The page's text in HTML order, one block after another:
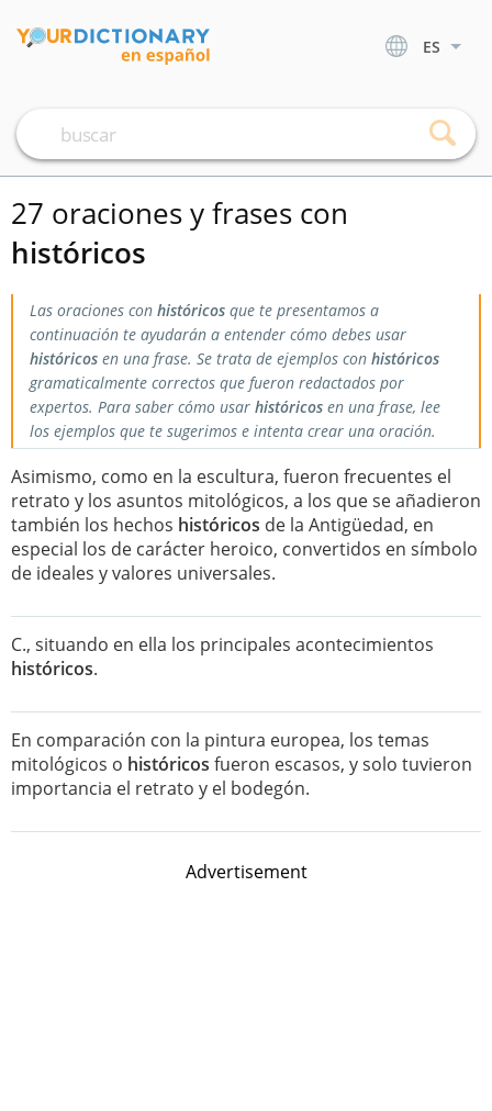
ES
27 oraciones y frases con
históricos
Las oraciones con históricos que te presentamos a
continuación te ayudarán a entender cómo debes usar
históricos en una frase. Se trata de ejemplos con históricos
gramaticalmente correctos que fueron redactados por
expertos. Para saber cómo usar históricos en una frase, lee
los ejemplos que te sugerimos e intenta crear una oración.
Asimismo, como en la escultura, fueron frecuentes el
retrato y los asuntos mitológicos, a los que se añadieron
también los hechos históricos de la Antigüedad, en
especial los de carácter heroico, convertidos en símbolo
de ideales y valores universales.
C., situando en ella los principales acontecimientos
históricos.
En comparación con la pintura europea, los temas
mitológicos o históricos fueron escasos, y solo tuvieron
importancia el retrato y el bodegón.
Advertisement